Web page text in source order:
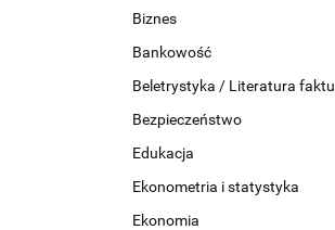
Biznes
Bankowość
Beletrystyka / Literatura faktu
Bezpieczeństwo
Edukacja
Ekonometria i statystyka
Ekonomia